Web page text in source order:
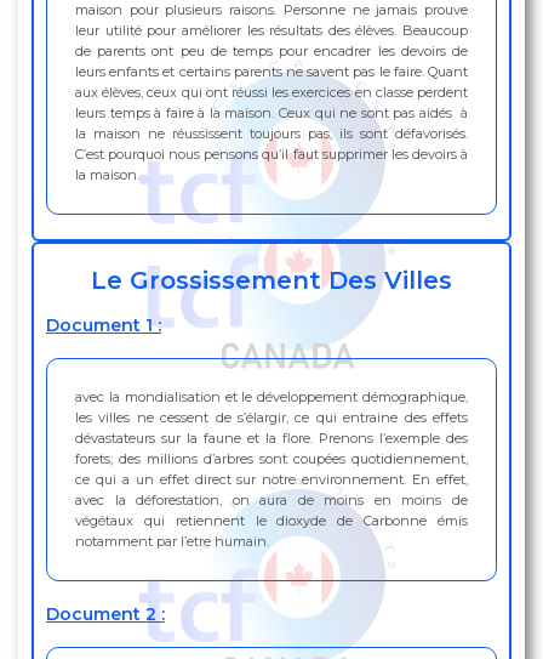
maison pour plusieurs raisons. Personne ne jamais prouve
leur utilité pour améliorer les résultats des élèves. Beaucoup
de parents ont peu de temps pour encadrer les devoirs de
leurs enfants et certains parents ne savent pas le faire. Quant
aux élèves, ceux qui ont réussi les exercices en classe perdent
leurs temps à faire à la maison. Ceux qui ne sont pas aidés à
la maison ne réussissent toujours pas, ils sont défavorisés.
C’est pourquoi nous pensons qu’il faut supprimer les devoirs à
la maison.
Le Grossissement Des Villes
Document 1 :
avec la mondialisation et le développement démographique,
les villes ne cessent de s’élargir, ce qui entraine des effets
dévastateurs sur la faune et la flore. Prenons l’exemple des
forets; des millions d’arbres sont coupées quotidiennement,
ce qui a un effet direct sur notre environnement. En effet,
avec la déforestation, on aura de moins en moins de
végétaux qui retiennent le dioxyde de Carbonne émis
notamment par l’etre humain.
Document 2 :